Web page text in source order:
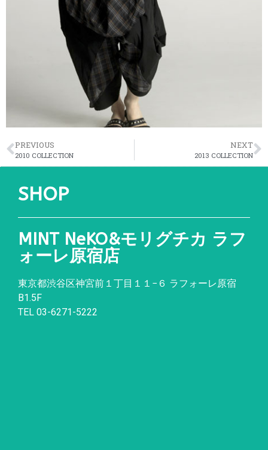
PREVIOUS
2010 COLLECTION
NEXT
2013 COLLECTION
SHOP
MINT NeKO&モリグチカ ラフ
ォーレ原宿店
東京都渋谷区神宮前１丁目１１ − ６ ラフォーレ原宿
B1.5F
TEL 03-6271-5222